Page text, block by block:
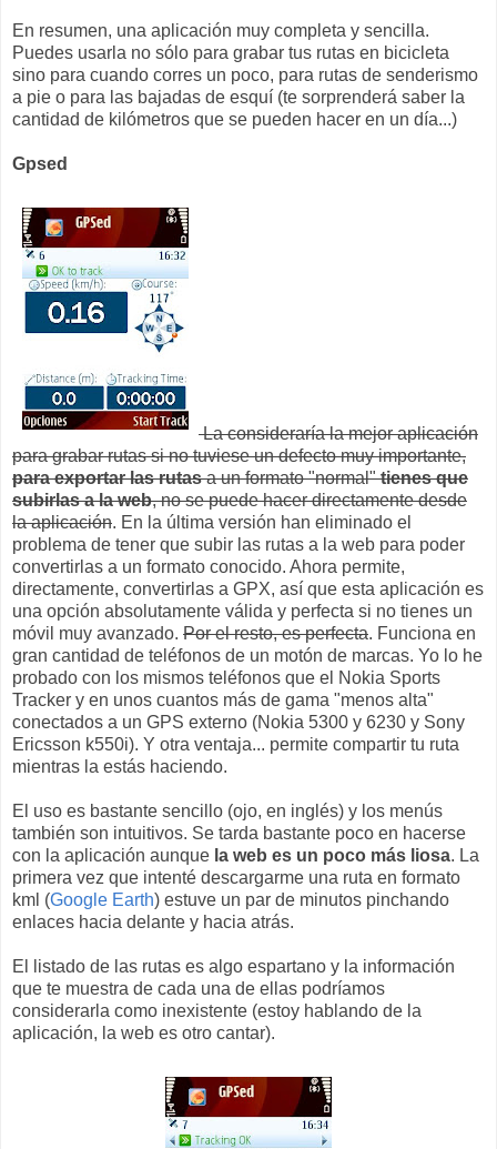
En resumen, una aplicación muy completa y sencilla.
Puedes usarla no sólo para grabar tus rutas en bicicleta
sino para cuando corres un poco, para rutas de senderismo
a pie o para las bajadas de esquí (te sorprenderá saber la
cantidad de kilómetros que se pueden hacer en un día...)
Gpsed
La consideraría la mejor aplicación
para grabar rutas si no tuviese un defecto muy importante,
para exportar las rutasa un formato "normal"tienes que
subirlas a la web, no se puede hacer directamente desde
la aplicación. En la última versión han eliminado el
problema de tener que subir las rutas a la web para poder
convertirlas a un formato conocido. Ahora permite,
directamente, convertirlas a GPX, así que esta aplicación es
una opción absolutamente válida y perfecta si no tienes un
móvil muy avanzado. Por el resto, es perfecta. Funciona en
gran cantidad de teléfonos de un motón de marcas. Yo lo he
probado con los mismos teléfonos que el Nokia Sports
Tracker y en unos cuantos más de gama "menos alta"
conectados a un GPS externo (Nokia 5300 y 6230 y Sony
Ericsson k550i). Y otra ventaja... permite compartir tu ruta
mientras la estás haciendo.
El uso es bastante sencillo (ojo, en inglés) y los menús
también son intuitivos. Se tarda bastante poco en hacerse
con la aplicación aunque la web es un poco más liosa. La
primera vez que intenté descargarme una ruta en formato
kml (Google Earth) estuve un par de minutos pinchando
enlaces hacia delante y hacia atrás.
El listado de las rutas es algo espartano y la información
que te muestra de cada una de ellas podríamos
considerarla como inexistente (estoy hablando de la
aplicación, la web es otro cantar).